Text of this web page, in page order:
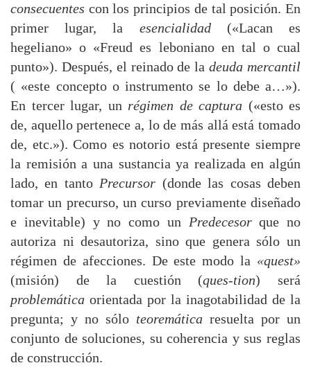
consecuentes con los principios de tal posición. En
primer lugar, la esencialidad(«Lacan es
hegeliano» o «Freud es leboniano en tal o cual
punto»). Después, el reinado de ladeuda mercantil
( «este concepto o instrumento se lo debe a…»).
En tercer lugar, un régimen de captura («esto es
de, aquello pertenece a, lo de más allá está tomado
de, etc.»). Como es notorio está presente siempre
la remisión a una sustancia ya realizada en algún
lado, en tanto Precursor (donde las cosas deben
tomar un precurso, un curso previamente diseñado
e inevitable) y no como un Predecesorque no
autoriza ni desautoriza, sino que genera sólo un
régimen de afecciones. De este modo la «quest»
(misión) de la cuestión (ques-tion) será
problemática orientada por la inagotabilidad de la
pregunta; y no sólo teoremática resuelta por un
conjunto de soluciones, su coherencia y sus reglas
de construcción.